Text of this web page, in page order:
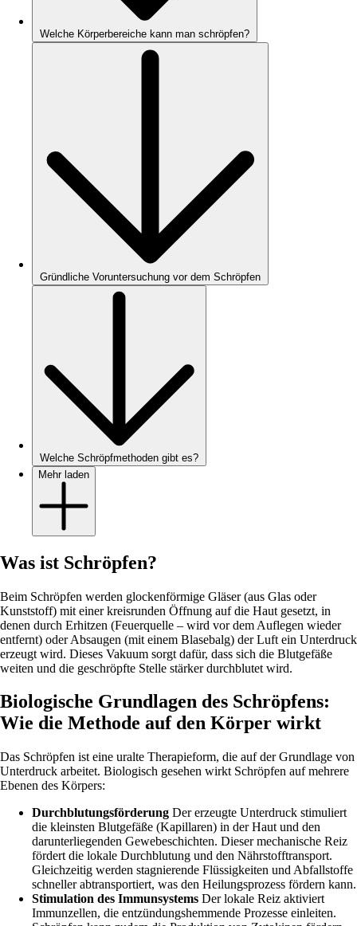
Welche Körperbereiche kann man schröpfen?
Gründliche Voruntersuchung vor dem Schröpfen
Welche Schröpfmethoden gibt es?
Mehr laden
Was ist Schröpfen?
Beim Schröpfen werden glockenförmige Gläser (aus Glas oder
Kunststoff) mit einer kreisrunden Öffnung auf die Haut gesetzt, in
denen durch Erhitzen (Feuerquelle – wird vor dem Auflegen wieder
entfernt) oder Absaugen (mit einem Blasebalg) der Luft ein Unterdruck
erzeugt wird. Dieses Vakuum sorgt dafür, dass sich die Blutgefäße
weiten und die geschröpfte Stelle stärker durchblutet wird.
Biologische Grundlagen des Schröpfens:
Wie die Methode auf den Körper wirkt
Das Schröpfen ist eine uralte Therapieform, die auf der Grundlage von
Unterdruck arbeitet. Biologisch gesehen wirkt Schröpfen auf mehrere
Ebenen des Körpers:
Durchblutungsförderung Der erzeugte Unterdruck stimuliert
die kleinsten Blutgefäße (Kapillaren) in der Haut und den
darunterliegenden Gewebeschichten. Dieser mechanische Reiz
fördert die lokale Durchblutung und den Nährstofftransport.
Gleichzeitig werden stagnierende Flüssigkeiten und Abfallstoffe
schneller abtransportiert, was den Heilungsprozess fördern kann.
Stimulation des Immunsystems Der lokale Reiz aktiviert
Immunzellen, die entzündungshemmende Prozesse einleiten.